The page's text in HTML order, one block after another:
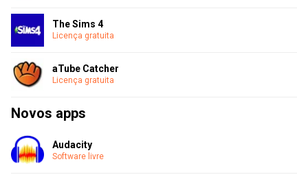
The Sims 4
Licença gratuita
aTube Catcher
Licença gratuita
Novos apps
Audacity
Software livre